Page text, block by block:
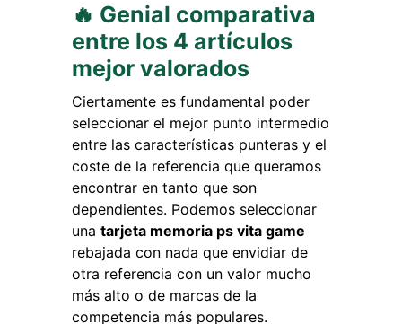
🔥 Genial comparativa
entre los 4 artículos
mejor valorados
Ciertamente es fundamental poder
seleccionar el mejor punto intermedio
entre las características punteras y el
coste de la referencia que queramos
encontrar en tanto que son
dependientes. Podemos seleccionar
una tarjeta memoria ps vita game
rebajada con nada que envidiar de
otra referencia con un valor mucho
más alto o de marcas de la
competencia más populares.